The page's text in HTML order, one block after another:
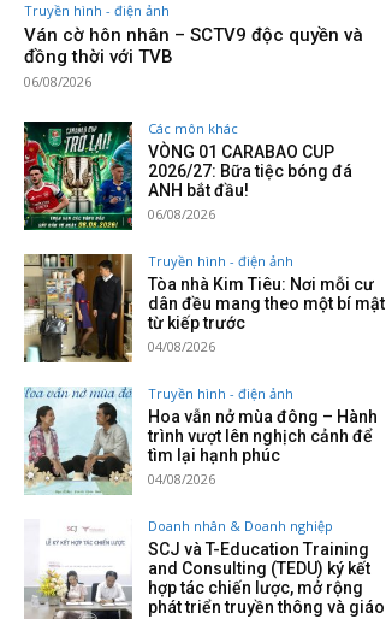
Truyền hình - điện ảnh
Ván cờ hôn nhân – SCTV9 độc quyền và
đồng thời với TVB
06/08/2026
Các môn khác
VÒNG 01 CARABAO CUP
2026/27: Bữa tiệc bóng đá
ANH bắt đầu!
06/08/2026
Truyền hình - điện ảnh
Tòa nhà Kim Tiêu: Nơi mỗi cư
dân đều mang theo một bí mật
từ kiếp trước
04/08/2026
Truyền hình - điện ảnh
Hoa vẫn nở mùa đông – Hành
trình vượt lên nghịch cảnh để
tìm lại hạnh phúc
04/08/2026
Doanh nhân & Doanh nghiệp
SCJ và T-Education Training
and Consulting (TEDU) ký kết
hợp tác chiến lược, mở rộng
phát triển truyền thông và giáo